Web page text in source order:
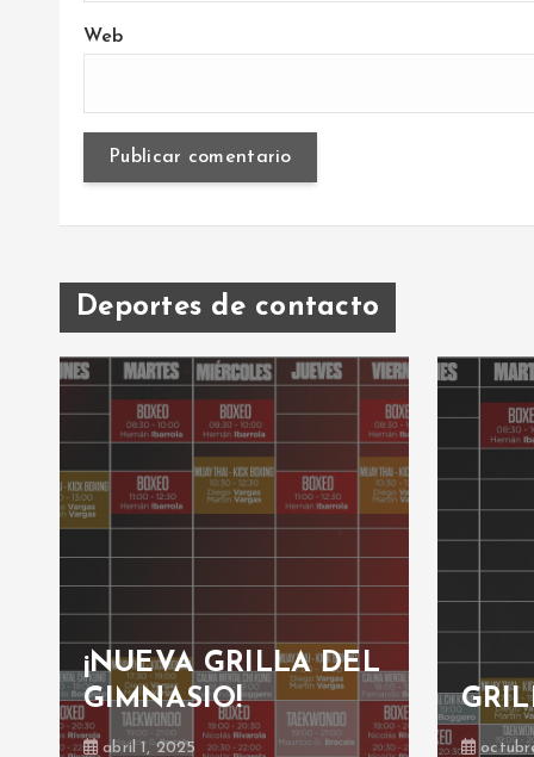
Web
Deportes de contacto
¡NUEVA GRILLA DEL
GIMNASIO!
abril 1, 2025